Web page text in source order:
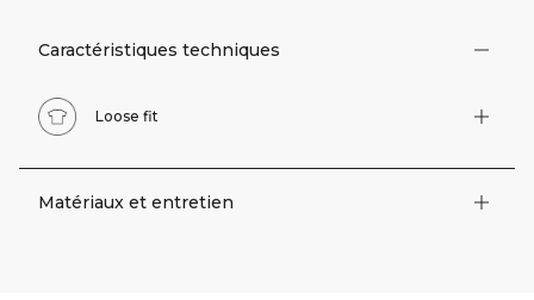
Caractéristiques techniques
Loose fit
Matériaux et entretien